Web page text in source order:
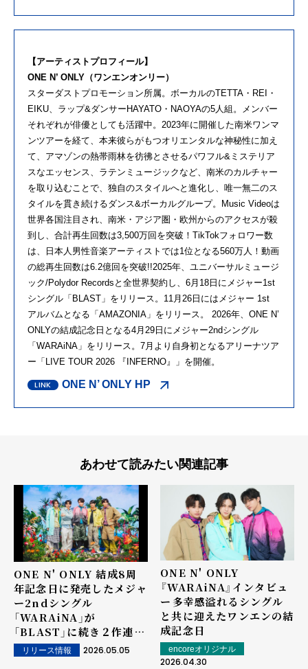
【アーティストプロフィール】
ONE N’ ONLY（ワンエンオンリー）
スターダストプロモーション所属。ボーカルのTETTA・REI・
EIKU、ラップ&ダンサーHAYATO・NAOYAの5人組。メンバー
それぞれが俳優としても活躍中。2023年に開催した南米ワンマ
ンツアーを経て、本来彼らがもつオリエンタルな神秘性に加え
て、アマゾンの熱帯雨林を彷彿とさせるパワフル&ミステリア
スなエッセンス、ラテンミュージックなど、南米のカルチャー
を取り込むことで、独自のスタイルへと進化し、唯一無二のス
タイルを貫き続けるダンス&ボーカルグループ。Music Videoは
世界各国注目され、南米・アジア圏・欧州からのアクセスが殺
到し、合計再生回数は3,500万回を突破！TikTokフォロワー数
は、日本人男性音楽アーティストでは1位となる560万人！動画
の総再生回数は6.2億回を突破!!2025年、ユニバーサルミュージ
ック/Polydor Recordsと全世界契約し、6月18日にメジャー1st
シングル「BLAST」をリリース。11月26日にはメジャー 1st
アルバムとなる「AMAZONIA」をリリース。 2026年、ONE N’
ONLYの結成記念日となる4月 29 日にメジャー2ndシングル
「 WARAiNA 」をリリース。 7 月より自身初となるアリーナツア
ー「
LIVE TOUR 2026 『 INFERNO 』」を開催。
ONE N’ ONLY HP
あわせて読みたい関連記事
ONE N' ONLY 結成8周
年記念日に発売したメジャ
ー2ndシングル
「WARAiNA」が
「BLAST」に続き２作連続
オリコンデイリー シング
ルランキング １位を獲得！
リリース情報 2026.05.05
ONE N' ONLY
『WARAiNA』インタビュ
ー――多幸感溢れるシングル
と共に迎えたワンエンの結
成記念日
encoreオリジナル
2026.04.30